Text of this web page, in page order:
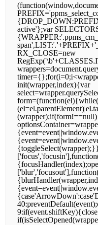
active'};var
RX_CLOSE=new
init(wrapper,index){var